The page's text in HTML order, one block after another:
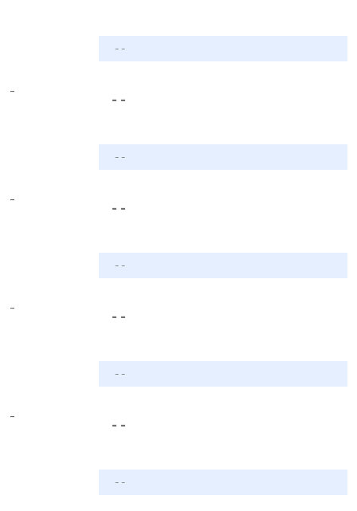
- -
-
- -
- -
-
- -
- -
-
- -
- -
-
- -
- -